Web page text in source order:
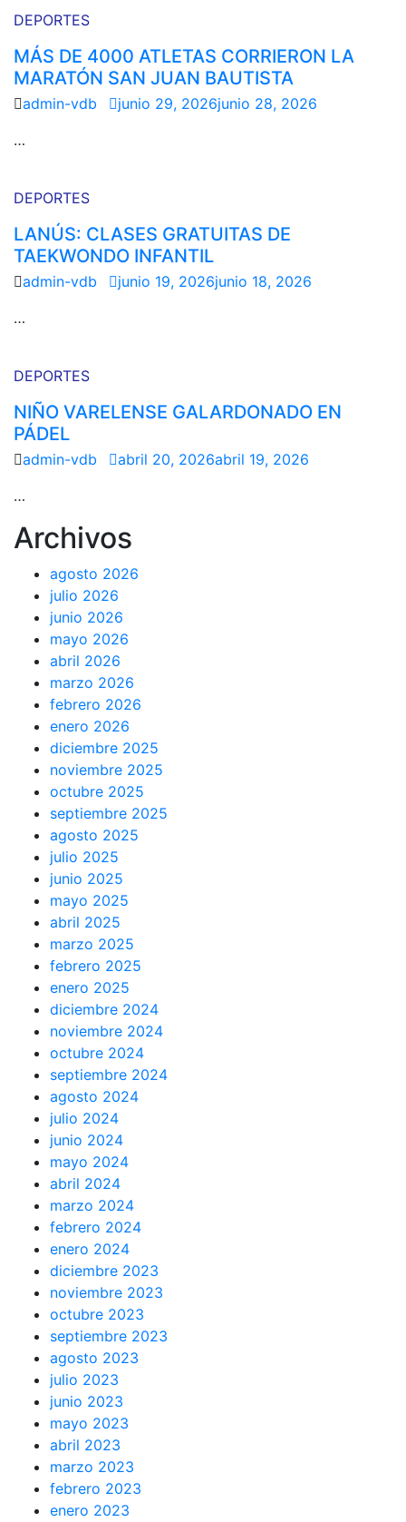
DEPORTES
MÁS DE 4000 ATLETAS CORRIERON LA
MARATÓN SAN JUAN BAUTISTA
admin-vdb junio 29, 2026junio 28, 2026
…
DEPORTES
LANÚS: CLASES GRATUITAS DE
TAEKWONDO INFANTIL
admin-vdb junio 19, 2026junio 18, 2026
…
DEPORTES
NIÑO VARELENSE GALARDONADO EN
PÁDEL
admin-vdb abril 20, 2026abril 19, 2026
…
Archivos
agosto 2026
julio 2026
junio 2026
mayo 2026
abril 2026
marzo 2026
febrero 2026
enero 2026
diciembre 2025
noviembre 2025
octubre 2025
septiembre 2025
agosto 2025
julio 2025
junio 2025
mayo 2025
abril 2025
marzo 2025
febrero 2025
enero 2025
diciembre 2024
noviembre 2024
octubre 2024
septiembre 2024
agosto 2024
julio 2024
junio 2024
mayo 2024
abril 2024
marzo 2024
febrero 2024
enero 2024
diciembre 2023
noviembre 2023
octubre 2023
septiembre 2023
agosto 2023
julio 2023
junio 2023
mayo 2023
abril 2023
marzo 2023
febrero 2023
enero 2023